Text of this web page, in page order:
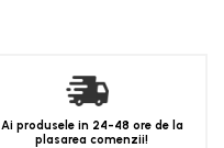
Ai produsele in 24-48 ore de la
plasarea comenzii!